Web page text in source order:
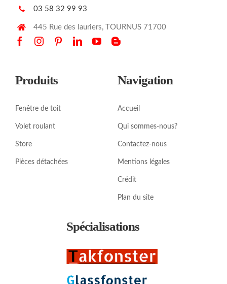
03 58 32 99 93
445 Rue des lauriers, TOURNUS 71700
Produits
Fenêtre de toit
Volet roulant
Store
Pièces détachées
Navigation
Accueil
Qui sommes-nous?
Contactez-nous
Mentions légales
Crédit
Plan du site
Spécialisations